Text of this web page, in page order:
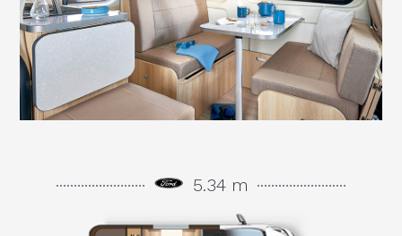
5.34 m